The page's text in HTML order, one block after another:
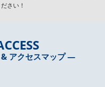
ださい！
アクセスマップ ―